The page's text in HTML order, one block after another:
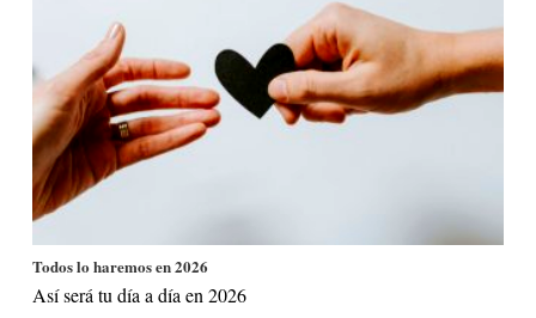
Todos lo haremos en 2026
Así será tu día a día en 2026